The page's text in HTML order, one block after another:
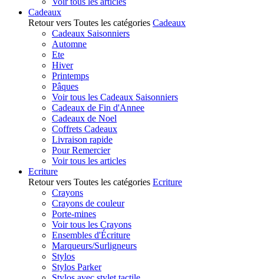
Cadeaux
Retour vers Toutes les catégories Cadeaux
Cadeaux Saisonniers
Automne
Ete
Hiver
Printemps
Pâques
Voir tous les Cadeaux Saisonniers
Cadeaux de Fin d'Annee
Cadeaux de Noel
Coffrets Cadeaux
Livraison rapide
Pour Remercier
Voir tous les articles
Ecriture
Retour vers Toutes les catégories Ecriture
Crayons
Crayons de couleur
Porte-mines
Voir tous les Crayons
Ensembles d'Écriture
Marqueurs/Surligneurs
Stylos
Stylos Parker